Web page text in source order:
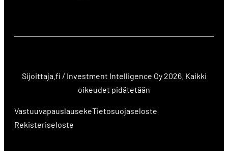
Sijoittaja.fi / Investment Intelligence Oy 2026. Kaikki
oikeudet pidätetään
VastuuvapauslausekeTietosuojaseloste
Rekisteriseloste